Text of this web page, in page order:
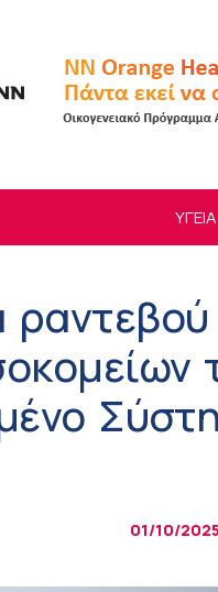
ΥΓΕΙΑ
01/10/2025